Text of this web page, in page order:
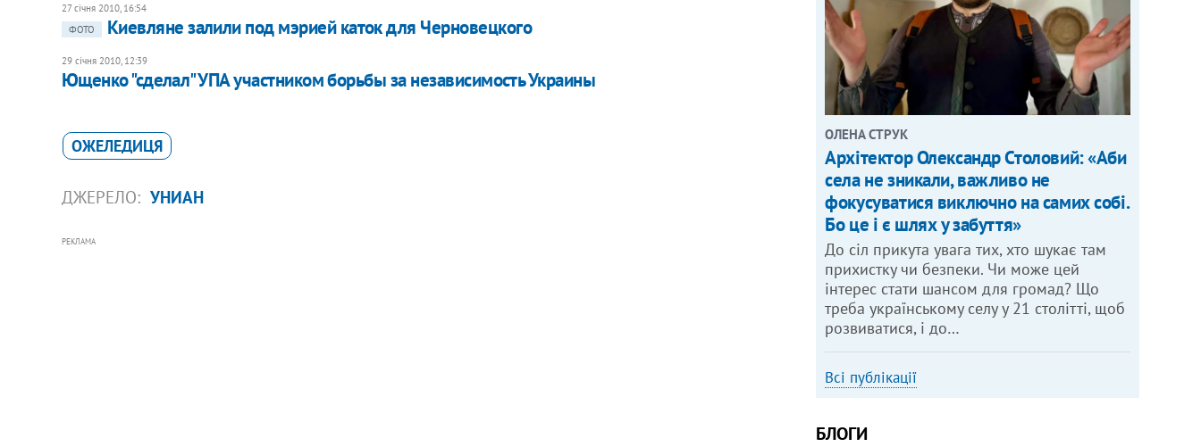
27 січня 2010, 16:54
ФОТО
Киевляне залили под мэрией каток для Черновецкого
29 січня 2010, 12:39
Ющенко "сделал" УПА участником борьбы за независимость Украины
ОЖЕЛЕДИЦЯ
ДЖЕРЕЛО: УНИАН
РЕКЛАМА
ОЛЕНА СТРУК
Архітектор Олександр Столовий: «Аби
села не зникали, важливо не
фокусуватися виключно на самих собі.
Бо це і є шлях у забуття»
До сіл прикута увага тих, хто шукає там
прихистку чи безпеки. Чи може цей
інтерес стати шансом для громад? Що
треба українському селу у 21 столітті, щоб
розвиватися, і до…
Всі публікації
БЛОГИ